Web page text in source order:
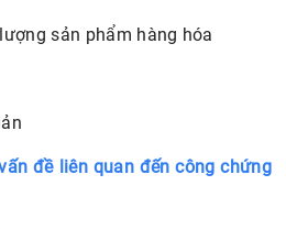
sản phẩm hàng hóa
đề liên quan đến công chứng